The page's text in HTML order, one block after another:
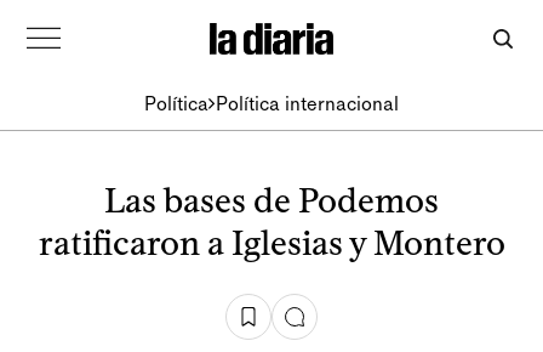
Política Política internacional
Las bases de Podemos
ratificaron a Iglesias y Montero